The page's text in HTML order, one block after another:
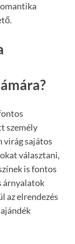
személy
virág sajátos
választani,
is fontos
árnyalatok
az elrendezés